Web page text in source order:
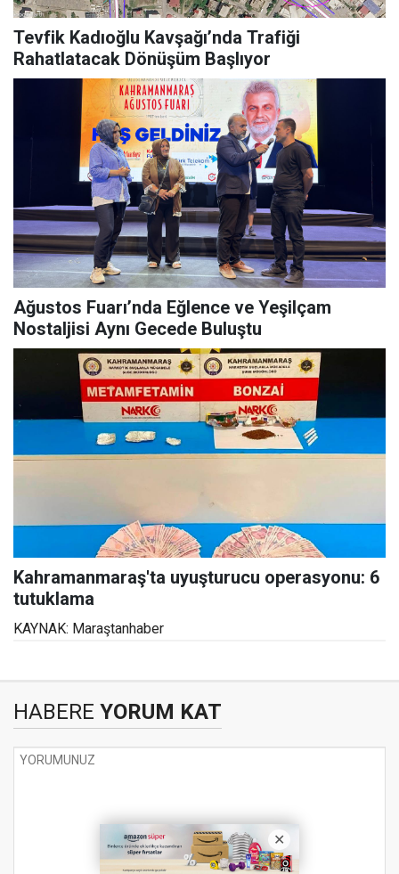
Tevfik Kadıoğlu Kavşağı’nda Trafiği
Rahatlatacak Dönüşüm Başlıyor
Ağustos Fuarı’nda Eğlence ve Yeşilçam
Nostaljisi Aynı Gecede Buluştu
Kahramanmaraş'ta uyuşturucu operasyonu: 6
tutuklama
KAYNAK: Maraştanhaber
HABERE YORUM KAT